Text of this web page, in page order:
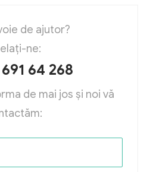
de ajutor?
ne:
64 268
de mai jos și noi vă